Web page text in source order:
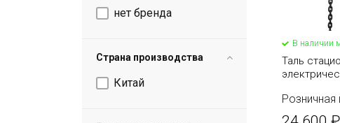
нет бренда
Страна производства
Китай
В наличии
Таль
Розничная